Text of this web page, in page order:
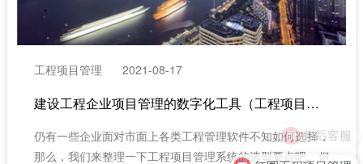
工程项目管理 2021-08-17
建设工程企业项目管理的数字化工具（工程项目管理软件的分类有哪些?）
仍有一些企业面对市面上各类工程管理软件不知如何选择，
那么，我们来整理一下工程项目管理系统的选型要点吧。但